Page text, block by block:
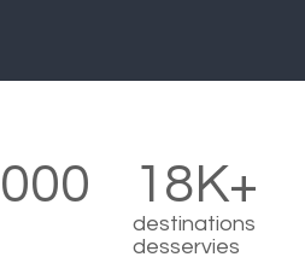
18K+
destinations
desservies